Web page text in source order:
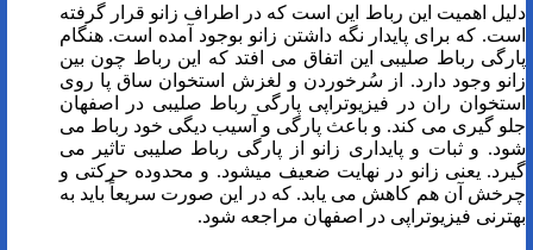
دلیل اهمیت این رباط این است که در اطراف زانو قرار گرفته
است. که برای پایدار نگه داشتن زانو بوجود آمده است. هنگام
پارگی رباط صلیبی این اتفاق می افتد که این رباط چون بین
زانو وجود دارد. از سُرخوردن و لغزش استخوان ساق پا روی
استخوان ران در فیزیوتراپی پارگی رباط صلیبی در اصفهان
جلو گیری می کند. و باعث پارگی و آسیب دیگی خود رباط می
شود. و ثبات و پایداری زانو از پارگی رباط صلیبی تاثیر می
گیرد. یعنی زانو در نهایت ضعیف میشود. و محدوده حرکتی و
چرخش آن هم کاهش می یابد. که در این صورت سریعاً باید به
بهترنی فیزیوتراپی در اصفهان مراجعه شود.